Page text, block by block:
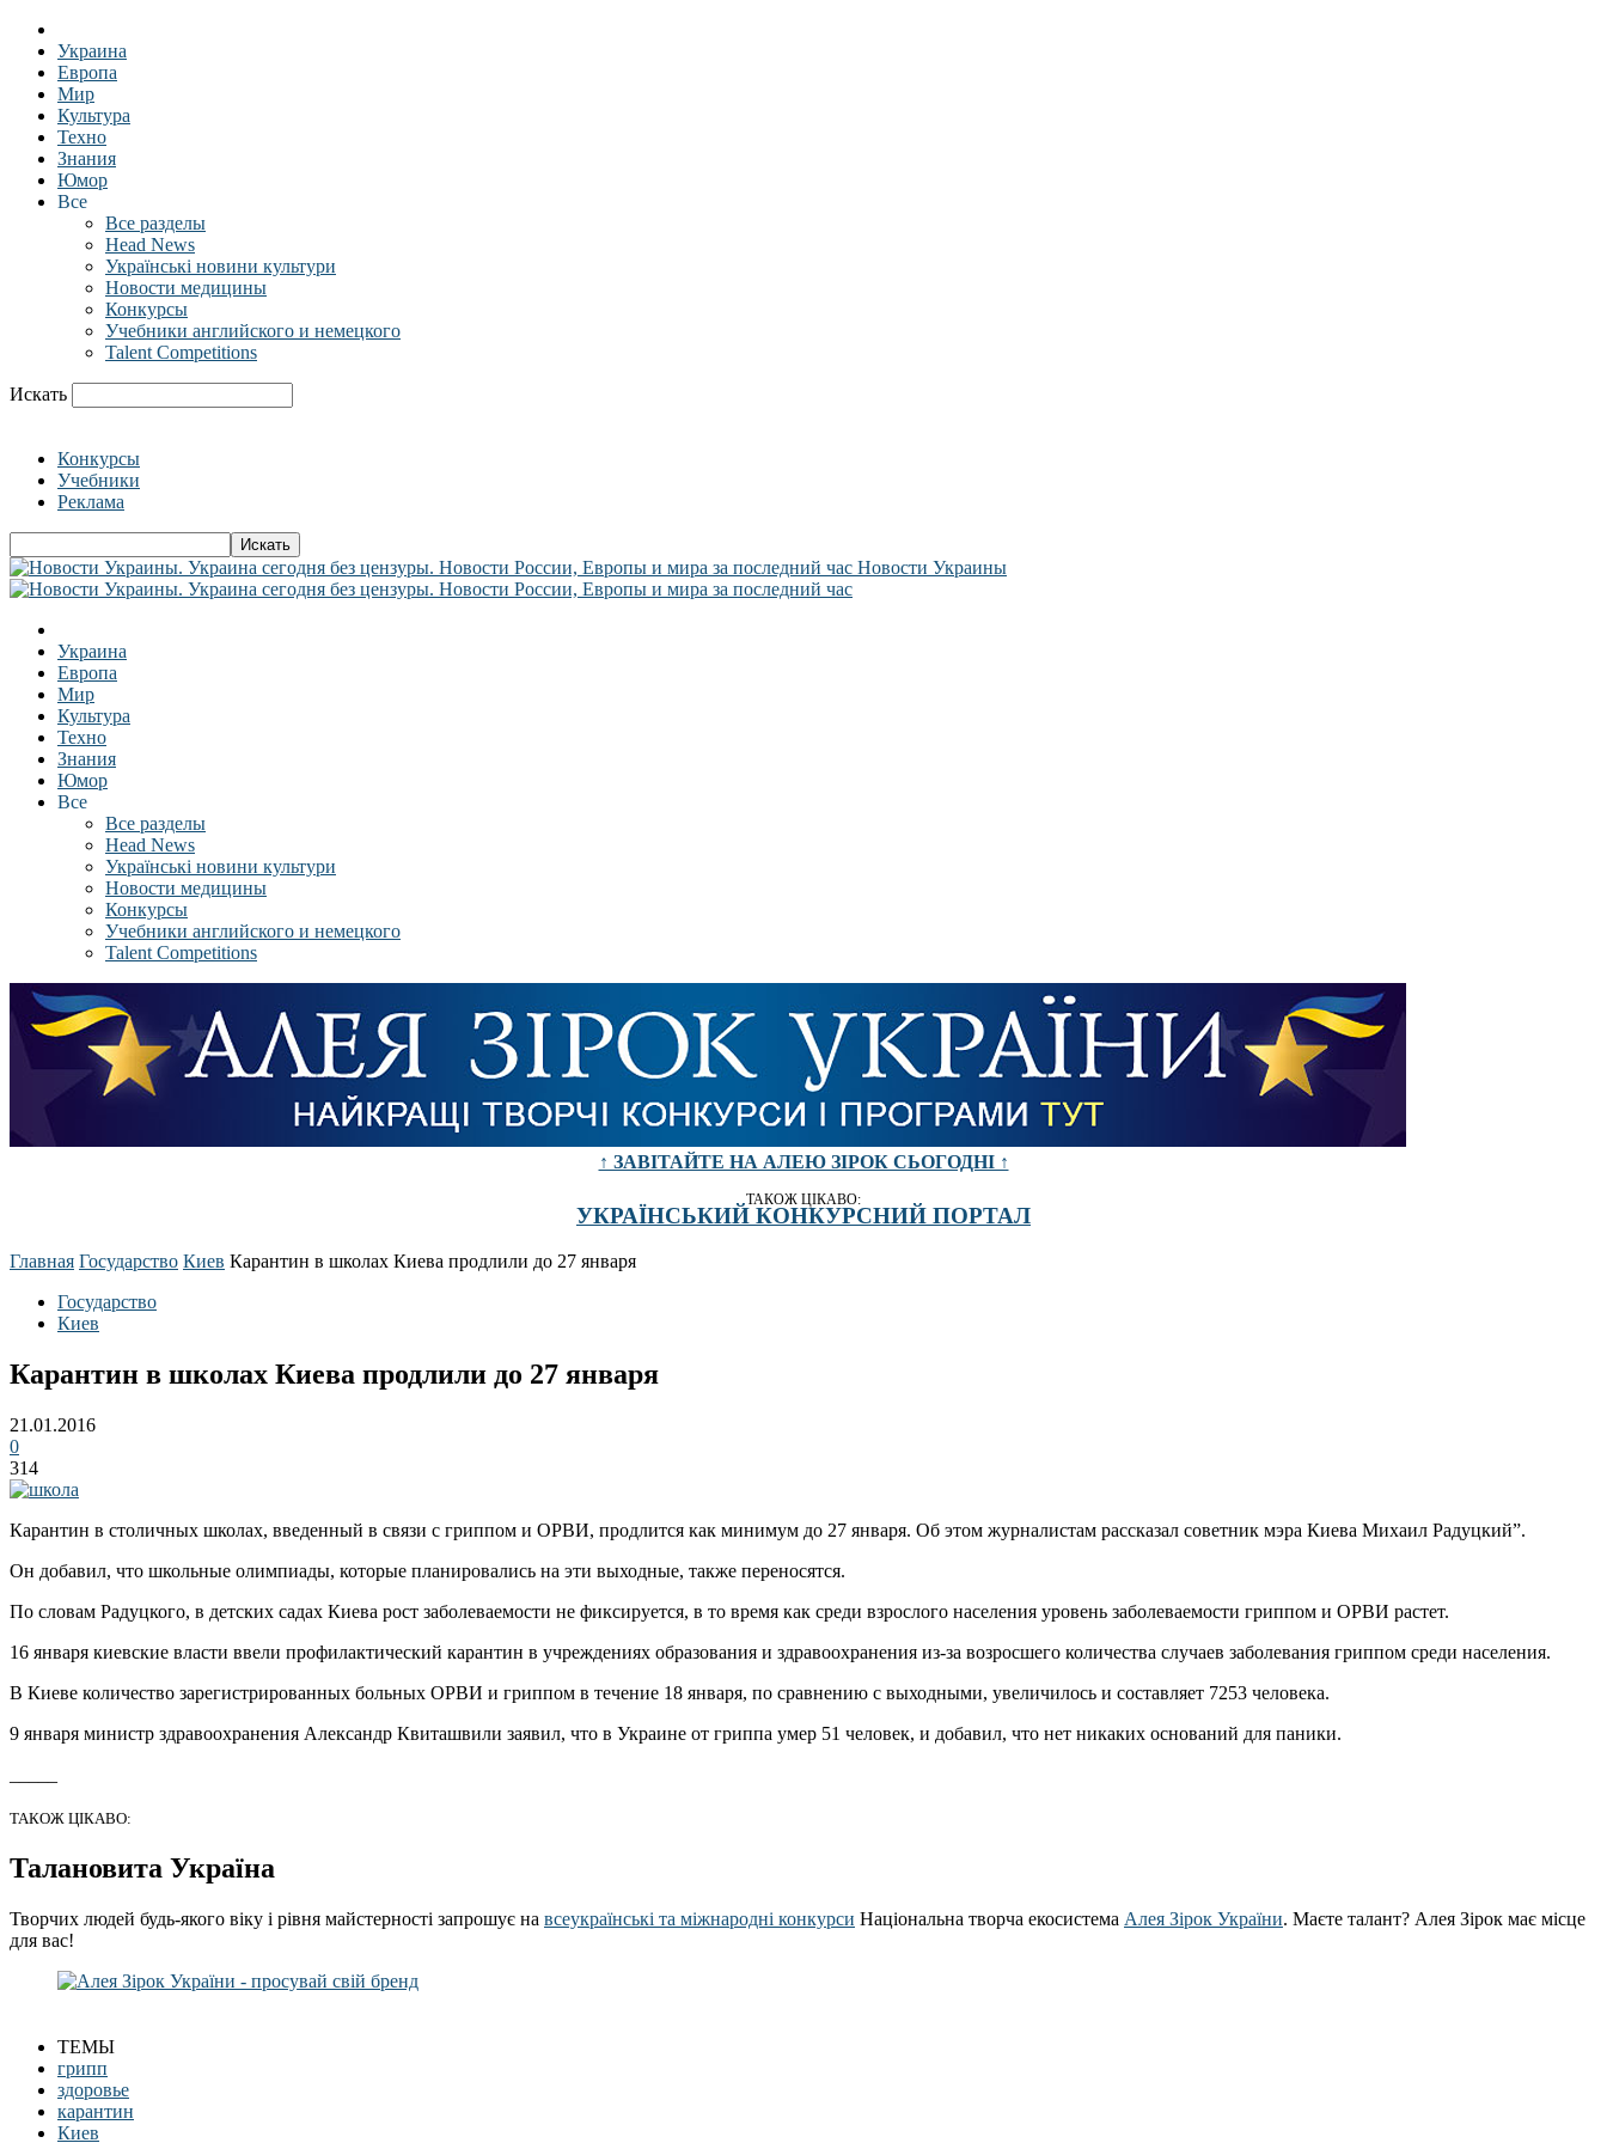
Украина
Европа
Мир
Культура
Техно
Знания
Юмор
Все
Все разделы
Head News
Українські новини культури
Новости медицины
Конкурсы
Учебники английского и немецкого
Talent Competitions
Искать
Конкурсы
Учебники
Реклама
Новости Украины
Украина
Европа
Мир
Культура
Техно
Знания
Юмор
Все
Все разделы
Head News
Українські новини культури
Новости медицины
Конкурсы
Учебники английского и немецкого
Talent Competitions
↑ ЗАВІТАЙТЕ НА АЛЕЮ ЗІРОК СЬОГОДНІ ↑
ТАКОЖ ЦІКАВО:
УКРАЇНСЬКИЙ КОНКУРСНИЙ ПОРТАЛ
Главная Государство Киев Карантин в школах Киева продлили до 27 января
Государство
Киев
Карантин в школах Киева продлили до 27 января
21.01.2016
0
314
Карантин в столичных школах, введенный в связи с гриппом и ОРВИ, продлится как минимум до 27 января. Об этом журналистам рассказал советник мэра Киева Михаил Радуцкий”.
Он добавил, что школьные олимпиады, которые планировались на эти выходные, также переносятся.
По словам Радуцкого, в детских садах Киева рост заболеваемости не фиксируется, в то время как среди взрослого населения уровень заболеваемости гриппом и ОРВИ растет.
16 января киевские власти ввели профилактический карантин в учреждениях образования и здравоохранения из-за возросшего количества случаев заболевания гриппом среди населения.
В Киеве количество зарегистрированных больных ОРВИ и гриппом в течение 18 января, по сравнению с выходными, увеличилось и составляет 7253 человека.
9 января министр здравоохранения Александр Квиташвили заявил, что в Украине от гриппа умер 51 человек, и добавил, что нет никаких оснований для паники.
ТАКОЖ ЦІКАВО:
Талановита Україна
Творчих людей будь-якого віку і рівня майстерності запрошує на всеукраїнські та міжнародні конкурси Національна творча екосистема Алея Зірок України. Маєте талант? Алея Зірок має місце
для вас!
ТЕМЫ
грипп
здоровье
карантин
Киев